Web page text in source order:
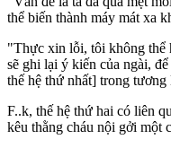
thể biến thành máy mát xa
"Thực xin lỗi, tôi không thể
sẽ ghi lại ý kiến của ngài,
thế hệ thứ nhất] trong tương
F..k, thế hệ thứ hai có liên
kêu thằng cháu nội gởi một